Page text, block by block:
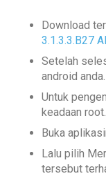
Download
3.1.3.3.B27
Setelah
android anda.
Untuk
keadaan root.
Buka
Lalu pilih
tersebut